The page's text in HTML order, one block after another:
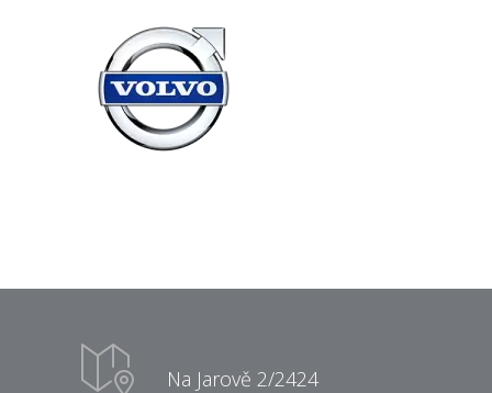
Na Jarově 2/2424